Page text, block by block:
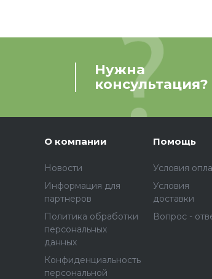
Нужна
консультация?
О компании
Новости
Информация для
партнеров
Политика обработки
персональных
данных
Конфиденциальность
персональной
Помощь
Условия
Условия
доставки
Вопрос -